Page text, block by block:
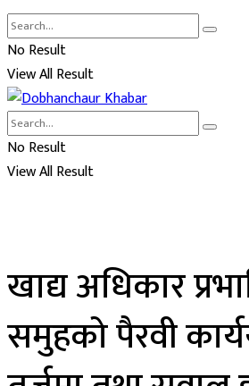
No Result
View All Result
No Result
View All Result
खाद्य अधिकार
समुहको पैरवी